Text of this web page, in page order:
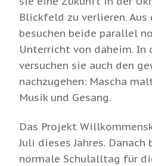
Blickfeld zu verlieren. Aus
besuchen beide parallel
Unterricht von daheim. In
versuchen sie auch den
nachzugehen: Mascha
Musik und Gesang.
Das Projekt
Juli dieses Jahres.
normale Schulalltag für